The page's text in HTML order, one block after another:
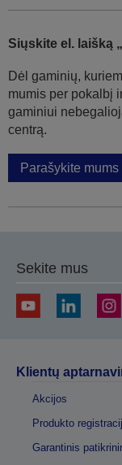
Siųskite el. laišką
Dėl gaminių,
mumis per pokalbį
gaminiui
centrą.
Parašykite
Sekite mus
Klientų
Akcijos
Produkto
Garantinis